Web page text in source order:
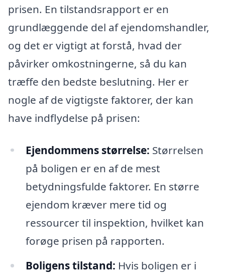
prisen. En tilstandsrapport er en
grundlæggende del af ejendomshandler,
og det er vigtigt at forstå, hvad der
påvirker omkostningerne, så du kan
træffe den bedste beslutning. Her er
nogle af de vigtigste faktorer, der kan
have indflydelse på prisen:
Ejendommens størrelse: Størrelsen
på boligen er en af de mest
betydningsfulde faktorer. En større
ejendom kræver mere tid og
ressourcer til inspektion, hvilket kan
forøge prisen på rapporten.
Boligens tilstand: Hvis boligen er i